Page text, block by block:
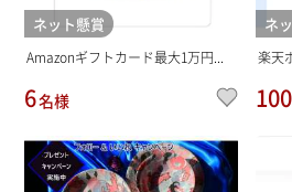
ネット懸賞
Amazonギフトカード最大1万円...
6名様
ネ
楽天